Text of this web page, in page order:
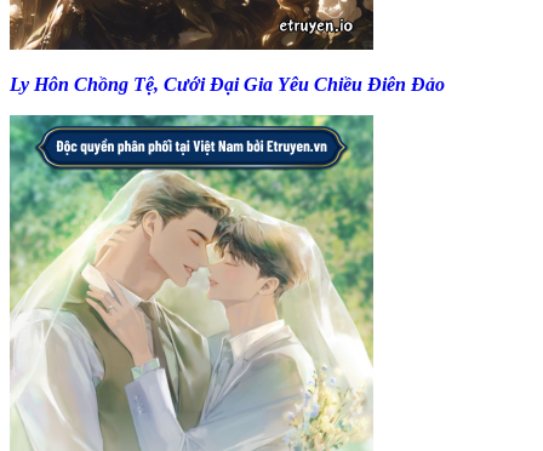
Ly Hôn Chồng Tệ, Cưới Đại Gia Yêu Chiều Điên Đảo